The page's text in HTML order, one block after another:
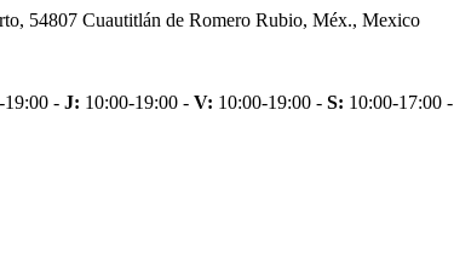
54807 Cuautitlán de Romero Rubio, Méx., Mexico
19:00 - J: 10:00-19:00 - V: 10:00-19:00 - S: 10:00-17:00 -